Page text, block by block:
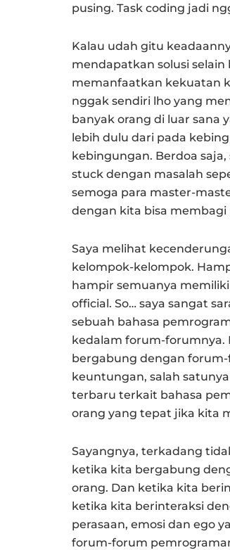
pusing. Task coding jadi
Kalau udah gitu
mendapatkan solusi
memanfaatkan kekuatan
nggak sendiri lho yang
banyak orang di luar sana
lebih dulu dari pada
kebingungan. Berdoa
stuck dengan masalah
semoga para master-
dengan kita bisa
Saya melihat
kelompok-kelompok.
hampir semuanya
official. So… saya sangat
sebuah bahasa
kedalam forum-forumnya.
bergabung dengan
keuntungan, salah
terbaru terkait bahasa
orang yang tepat jika kita
Sayangnya, terkadang
ketika kita bergabung
orang. Dan ketika kita
ketika kita berinteraksi
perasaan, emosi dan ego
forum-forum